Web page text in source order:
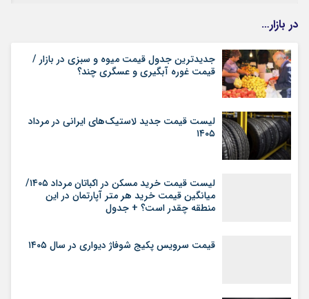
در بازار…
جدیدترین جدول قیمت میوه و سبزی در بازار /
قیمت غوره آبگیری و عسگری چند؟
لیست قیمت جدید لاستیک‌های ایرانی در مرداد
۱۴۰۵
لیست قیمت خرید مسکن در اکباتان مرداد ۱۴۰۵/
میانگین قیمت خرید هر متر آپارتمان در این
منطقه چقدر است؟ + جدول
قیمت سرویس پکیج شوفاژ دیواری در سال ۱۴۰۵